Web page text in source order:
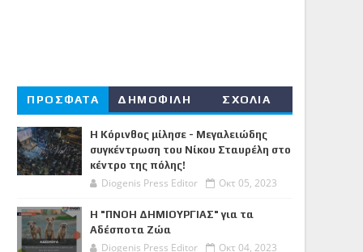
ΠΡΟΣΦΑΤΑ ΔΗΜΟΦΙΛΗ ΣΧΟΛΙΑ
Η Κόρινθος μίλησε - Μεγαλειώδης
συγκέντρωση του Νίκου Σταυρέλη στο
κέντρο της πόλης!
Diogenis Press Editor Οκτ 05, 2023
Η "ΠΝΟΗ ΔΗΜΙΟΥΡΓΙΑΣ" για τα
Αδέσποτα Ζώα
Diogenis Press Editor Οκτ 04, 2023